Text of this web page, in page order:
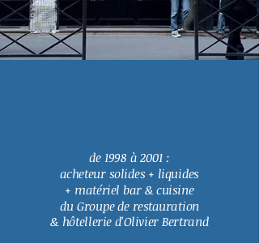
de 1998 à 2001 :
acheteur solides + liquides
+ matériel bar & cuisine
du Groupe de restauration
& hôtellerie d'Olivier Bertrand